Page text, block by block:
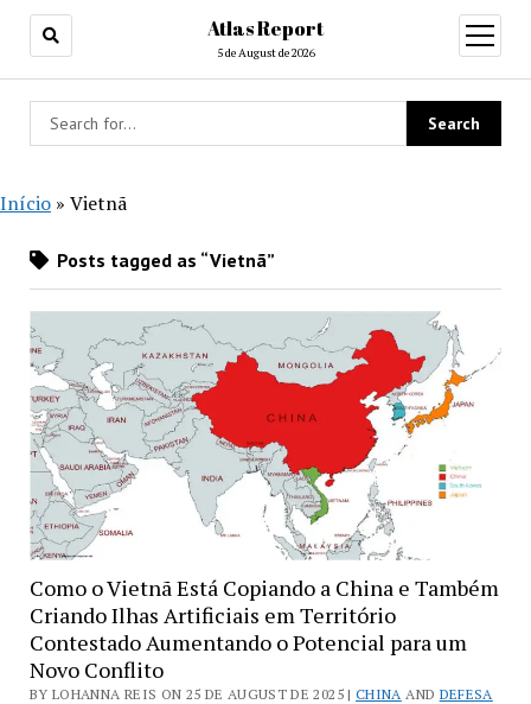
Atlas Report
5 de August de 2026
open
menu
Início » Vietnã
Posts tagged as “Vietnã”
Como o Vietnã Está Copiando a China e Também
Criando Ilhas Artificiais em Território
Contestado Aumentando o Potencial para um
Novo Conflito
BY LOHANNA REIS ON 25 DE AUGUST DE 2025 |CHINA AND DEFESA